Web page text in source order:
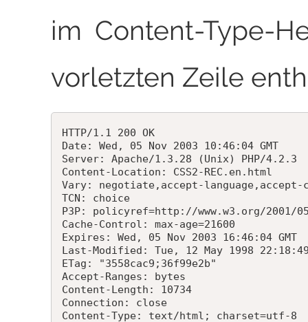
im Content-Type-
vorletzten Zeile
HTTP/1.1 200 OK
Date: Wed, 05 Nov 2003 10:46:04 GMT
Server: Apache/1.3.28 (Unix) PHP/4.2.3
Content-Location: CSS2-REC.en.html
Vary: negotiate,accept-language,accept-
TCN: choice
P3P: policyref=http://www.w3.org/2001/
Cache-Control: max-age=21600
Expires: Wed, 05 Nov 2003 16:46:04 GMT
Last-Modified: Tue, 12 May 1998 22:18:49
ETag: "3558cac9;36f99e2b"
Accept-Ranges: bytes
Content-Length: 10734
Connection: close
Content-Type: text/html; charset=utf-8